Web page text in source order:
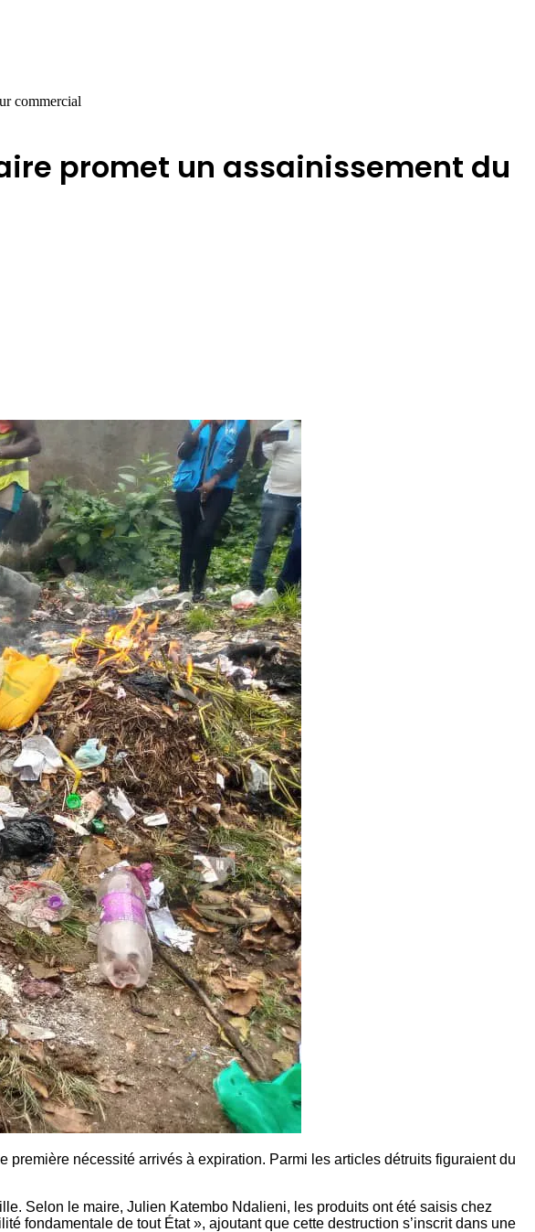
commercial
promet un assainissement du
nécessité arrivés à expiration. Parmi les articles détruits figuraient du
Selon le maire, Julien Katembo Ndalieni, les produits ont été saisis chez
fondamentale de tout État », ajoutant que cette destruction s’inscrit dans une